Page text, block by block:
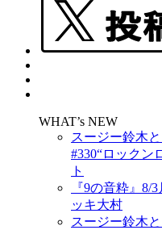
WHAT’s NEW
スージー鈴木
#330“ロックン
ト
『9の音粋』8/
ッキ大村
スージー鈴木